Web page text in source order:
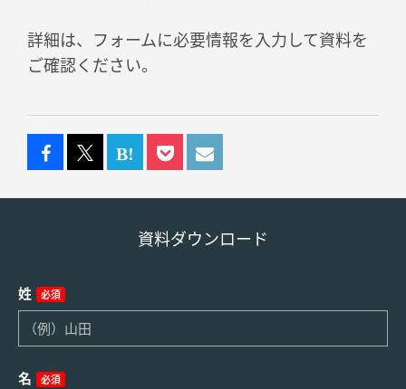
詳細は、フォームに必要情報を入力して資料を
ご確認ください。
資料ダウンロード
姓 必須
名 必須